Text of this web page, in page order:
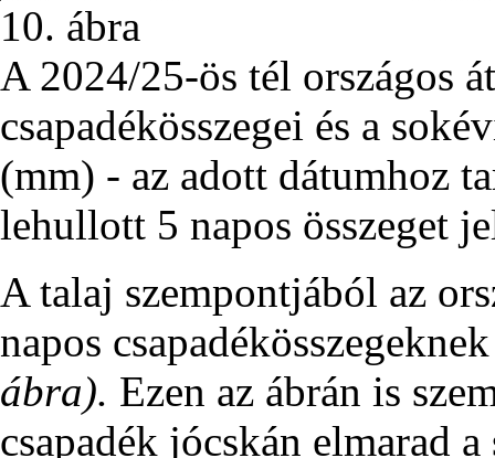
10. ábra
A 2024/25-ös tél országos
csapadékösszegei és a
(mm) - az adott dátumhoz
lehullott 5 napos összeget
A talaj szempontjából az
napos
ábra). Ezen az ábrán is
csapadék jócskán elmarad